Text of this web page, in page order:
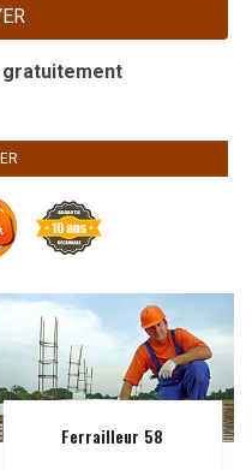
gratuitement
Ferrailleur 58